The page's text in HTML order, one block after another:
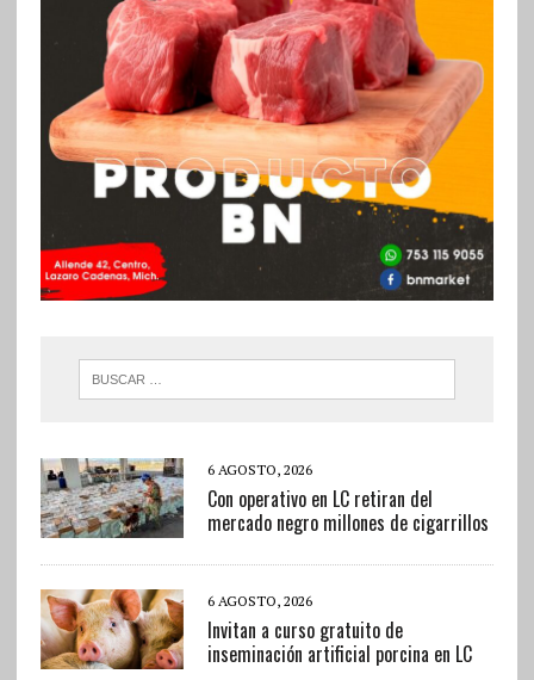
6 AGOSTO, 2026
Con operativo en LC retiran del
mercado negro millones de cigarrillos
6 AGOSTO, 2026
Invitan a curso gratuito de
inseminación artificial porcina en LC